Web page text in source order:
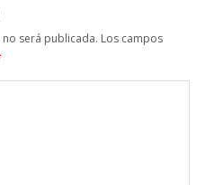
será publicada. Los campos